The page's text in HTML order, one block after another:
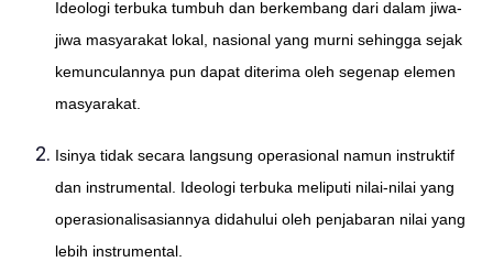
Ideologi terbuka tumbuh dan berkembang dari dalam jiwa-
jiwa masyarakat lokal, nasional yang murni sehingga sejak
kemunculannya pun dapat diterima oleh segenap elemen
masyarakat.
Isinya tidak secara langsung operasional namun instruktif
dan instrumental. Ideologi terbuka meliputi nilai-nilai yang
operasionalisasiannya didahului oleh penjabaran nilai yang
lebih instrumental.